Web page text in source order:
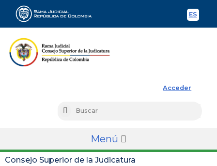
ES
Acceder
Buscar
Menú
Consejo Superior de la Judicatura